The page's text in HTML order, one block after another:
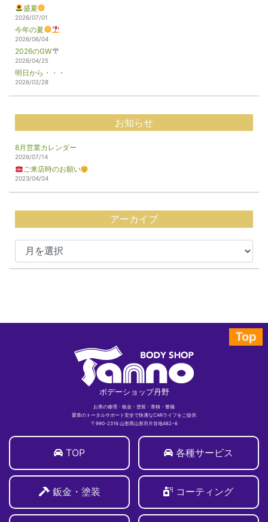
盛夏
2026/07/01
今年の夏
2026/06/04
2026のGW
2026/04/25
明日から・・・
2026/02/28
お知らせ
8月営業カレンダー
2026/07/14
ご来店時のお願い
2023/04/04
アーカイブ
Top
ボデーショップ丹野
お車の修理・板金・塗装・車検・整備
愛車のトータルサポート安全で快適なCARライフをご提供
〒990-2316 山形県山形市片谷地482−6
TOP 各種サービス
鈑金・塗装 コーティング